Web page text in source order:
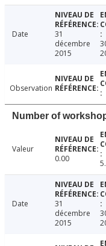
Date
31
décembre
2015
Observation
Number of
Valeur
0.00
Date
31
décembre
2015